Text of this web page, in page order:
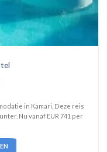
in Kamari. Deze reis
Nu vanaf EUR 741 per